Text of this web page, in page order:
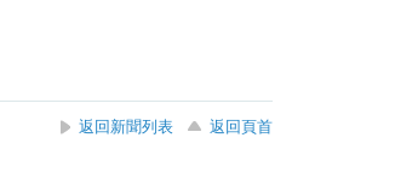
返回新聞列表
返回頁首